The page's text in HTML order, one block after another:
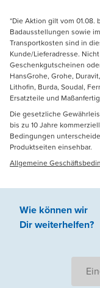
*Die Aktion gilt vom 01.08.
Badausstellungen sowie
Transportkosten sind in
Kunde/Lieferadresse.
Geschenkgutscheinen
HansGrohe, Grohe,
Lithofin, Burda, Soudal,
Ersatzteile und
Die gesetzliche
bis zu 10 Jahre
Bedingungen
Produktseiten einsehbar.
Allgemeine
Wie können wir
Dir weiterhelfen?